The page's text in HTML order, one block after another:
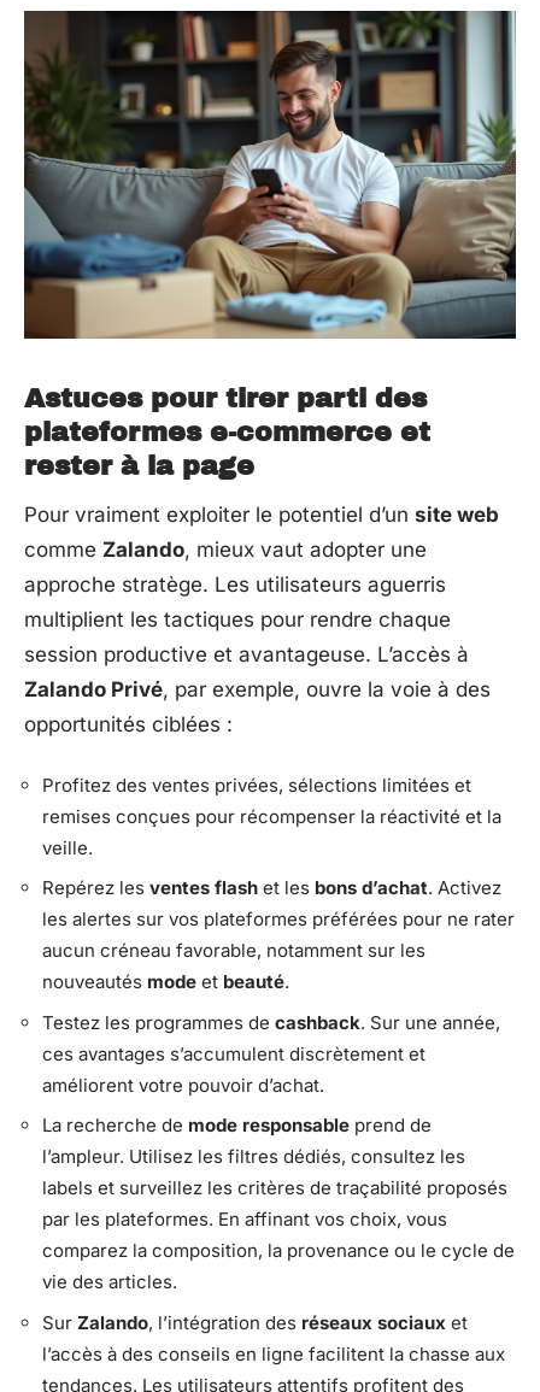
Astuces pour tirer parti des
plateformes e-commerce et
rester à la page
Pour vraiment exploiter le potentiel d’un site web
comme Zalando, mieux vaut adopter une
approche stratège. Les utilisateurs aguerris
multiplient les tactiques pour rendre chaque
session productive et avantageuse. L’accès à
Zalando Privé, par exemple, ouvre la voie à des
opportunités ciblées :
Profitez des ventes privées, sélections limitées et
remises conçues pour récompenser la réactivité et la
veille.
Repérez les ventes flash et les bons d’achat. Activez
les alertes sur vos plateformes préférées pour ne rater
aucun créneau favorable, notamment sur les
nouveautés mode et beauté.
Testez les programmes de cashback. Sur une année,
ces avantages s’accumulent discrètement et
améliorent votre pouvoir d’achat.
La recherche de mode responsable prend de
l’ampleur. Utilisez les filtres dédiés, consultez les
labels et surveillez les critères de traçabilité proposés
par les plateformes. En affinant vos choix, vous
comparez la composition, la provenance ou le cycle de
vie des articles.
Sur Zalando, l’intégration des réseaux sociaux et
l’accès à des conseils en ligne facilitent la chasse aux
tendances. Les utilisateurs attentifs profitent des